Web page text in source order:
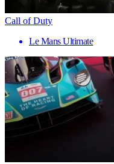
Call of Duty
Le Mans Ultimate